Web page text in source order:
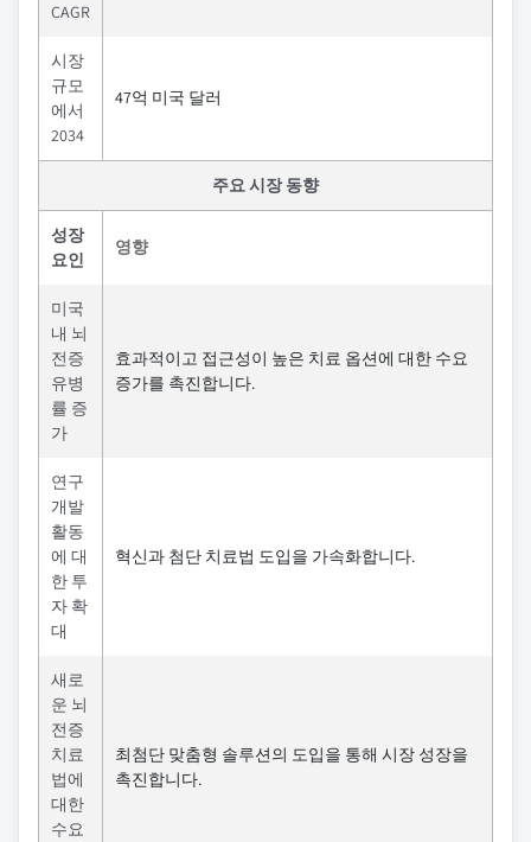
CAGR
시장
규모
에서
2034
47억 미국 달러
주요 시장 동향
성장
요인
영향
미국
내 뇌
전증
유병
률 증
가
효과적이고 접근성이 높은 치료 옵션에 대한 수요
증가를 촉진합니다.
연구
개발
활동
에 대
한 투
자 확
대
혁신과 첨단 치료법 도입을 가속화합니다.
새로
운 뇌
전증
치료
법에
대한
수요
최첨단 맞춤형 솔루션의 도입을 통해 시장 성장을
촉진합니다.